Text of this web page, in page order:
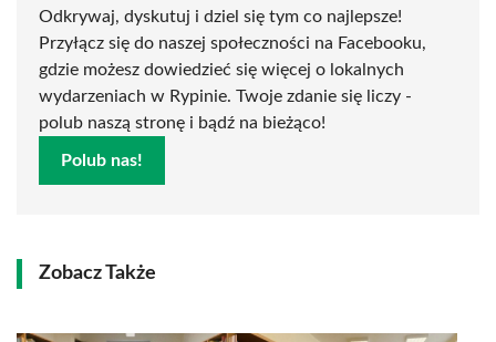
Odkrywaj, dyskutuj i dziel się tym co najlepsze!
Przyłącz się do naszej społeczności na Facebooku,
gdzie możesz dowiedzieć się więcej o lokalnych
wydarzeniach w Rypinie. Twoje zdanie się liczy -
polub naszą stronę i bądź na bieżąco!
Polub nas!
Zobacz Także